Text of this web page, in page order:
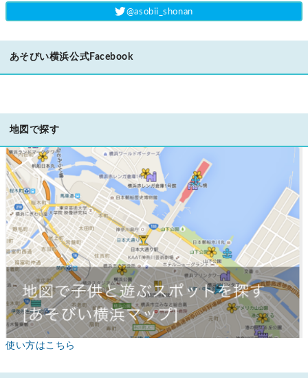
‎@asobii_shonan
あそびい横浜公式Facebook
地図で探す
使い方はこちら